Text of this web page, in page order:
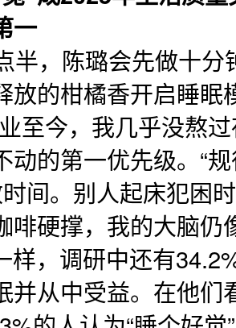
一
半，陈璐会先做十
放的柑橘香开启睡眠
至今，我几乎没熬
动的第一优先级。“
间。别人起床犯困
啡硬撑，我的大脑仍
样，调研中还有
并从中受益。在他们